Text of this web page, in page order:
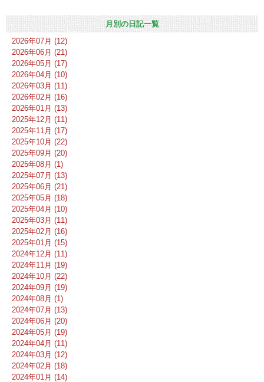
月別の日記一覧
2026年07月 (12)
2026年06月 (21)
2026年05月 (17)
2026年04月 (10)
2026年03月 (11)
2026年02月 (16)
2026年01月 (13)
2025年12月 (11)
2025年11月 (17)
2025年10月 (22)
2025年09月 (20)
2025年08月 (1)
2025年07月 (13)
2025年06月 (21)
2025年05月 (18)
2025年04月 (10)
2025年03月 (11)
2025年02月 (16)
2025年01月 (15)
2024年12月 (11)
2024年11月 (19)
2024年10月 (22)
2024年09月 (19)
2024年08月 (1)
2024年07月 (13)
2024年06月 (20)
2024年05月 (19)
2024年04月 (11)
2024年03月 (12)
2024年02月 (18)
2024年01月 (14)